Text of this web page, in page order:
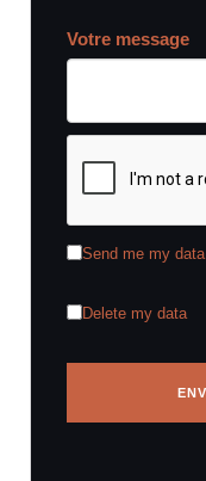
Votre message
Send me my data
Delete my data